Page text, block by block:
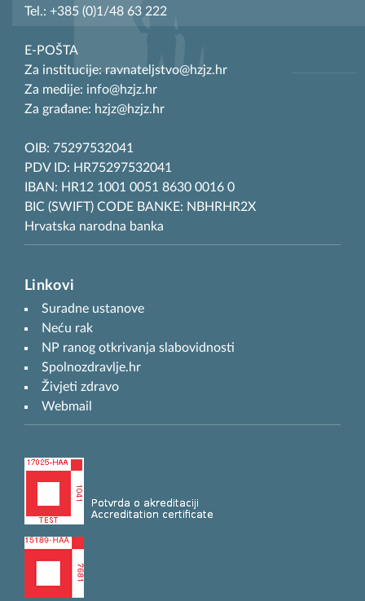
Tel.: +385 (0)1/48 63 222
E-POŠTA
Za institucije: ravnateljstvo@hzjz.hr
Za medije: info@hzjz.hr
Za građane: hzjz@hzjz.hr
OIB: 75297532041
PDV ID: HR75297532041
IBAN: HR12 1001 0051 8630 0016 0
BIC (SWIFT) CODE BANKE: NBHRHR2X
Hrvatska narodna banka
Linkovi
Suradne ustanove
Neću rak
NP ranog otkrivanja slabovidnosti
Spolnozdravlje.hr
Živjeti zdravo
Webmail